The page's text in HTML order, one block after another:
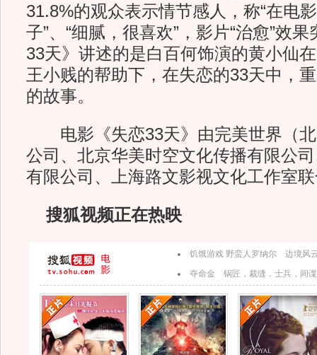
31.8%的观众表示情节感人，称“在电
子”、“细腻，很喜欢”，影片“治愈”效
33天》讲述的是白百何饰演的黄小仙
王小贱的帮助下，在失恋的33天中，
的故事。
电影《失恋33天》由完美世界（北
公司、北京华美时空文化传播有限公
有限公司、上海路文影视文化工作室
搜狐视频正在热映